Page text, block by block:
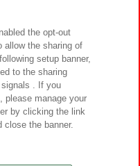
くあるご質問・お問い合わせ
Inc.
Lab Inc.
the opt-out
allow the sharing of
setup banner,
to the sharing
signals . If you
please manage your
by clicking the link
close the banner.